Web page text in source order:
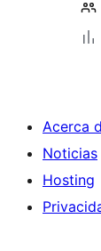
Acerca
Noticias
Hosting